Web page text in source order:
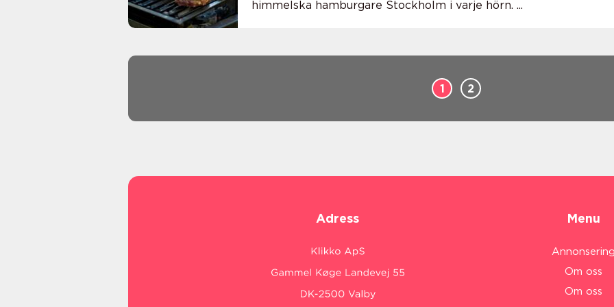
himmelska hamburgare Stockholm i varje hörn. ...
1 2
Adress Menu
Om oss
Om oss